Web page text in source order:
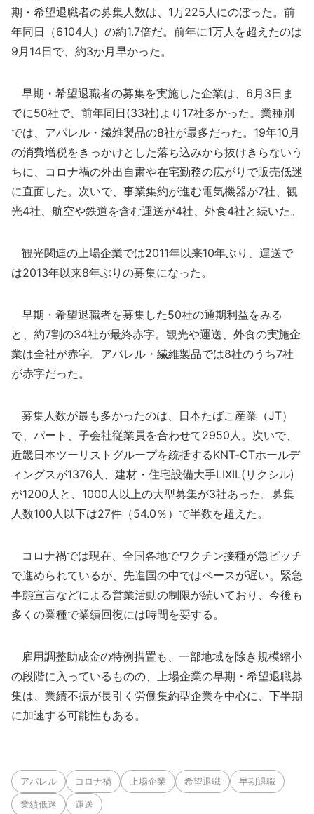
期・希望退職者の募集人数は、1万225人にのぼった。前
年同日（6104人）の約1.7倍だ。前年に1万人を超えたのは
9月14日で、約3か月早かった。
早期・希望退職者の募集を実施した企業は、6月3日ま
でに50社で、前年同日(33社)より17社多かった。業種別
では、アパレル・繊維製品の8社が最多だった。19年10月
の消費増税をきっかけとした落ち込みから抜けきらないう
ちに、コロナ禍の外出自粛や在宅勤務の広がりで販売低迷
に直面した。次いで、事業集約が進む電気機器が7社、観
光4社、航空や鉄道を含む運送が4社、外食4社と続いた。
観光関連の上場企業では2011年以来10年ぶり、運送で
は2013年以来8年ぶりの募集になった。
早期・希望退職者を募集した50社の通期利益をみる
と、約7割の34社が最終赤字。観光や運送、外食の実施企
業は全社が赤字。アパレル・繊維製品では8社のうち7社
が赤字だった。
募集人数が最も多かったのは、日本たばこ産業（JT）
で、パート、子会社従業員を合わせて2950人。次いで、
近畿日本ツーリストグループを統括するKNT-CTホールデ
ィングスが1376人、建材・住宅設備大手LIXIL(リクシル)
が1200人と、1000人以上の大型募集が3社あった。募集
人数100人以下は27件（54.0％）で半数を超えた。
コロナ禍では現在、全国各地でワクチン接種が急ピッチ
で進められているが、先進国の中ではペースが遅い。緊急
事態宣言などによる営業活動の制限が続いており、今後も
多くの業種で業績回復には時間を要する。
雇用調整助成金の特例措置も、一部地域を除き規模縮小
の段階に入っているものの、上場企業の早期・希望退職募
集は、業績不振が長引く労働集約型企業を中心に、下半期
に加速する可能性もある。
アパレル コロナ禍 上場企業 希望退職 早期退職
業績低迷 運送